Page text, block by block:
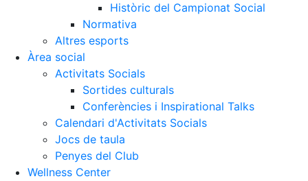
Històric del Campionat Social
Normativa
Altres esports
Àrea social
Activitats Socials
Sortides culturals
Conferències i Inspirational Talks
Calendari d'Activitats Socials
Jocs de taula
Penyes del Club
Wellness Center